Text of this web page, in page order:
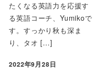
たくなる英語力を応援す
る英語コーチ、Yumikoで
す。すっかり秋も深ま
り、タオ […]
2022年9月28日